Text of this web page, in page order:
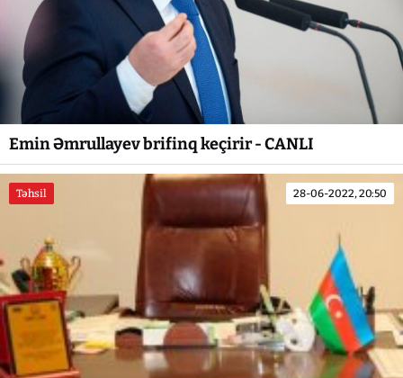
Emin Əmrullayev brifinq keçirir - CANLI
Təhsil 28-06-2022, 20:50